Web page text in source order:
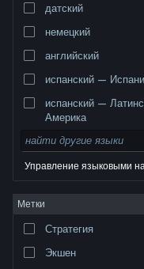
© Valve Corporation. Все права
торговые марки являются
Правовая информация
Соглашение подписчика Steam
Файлы cookie
датский
немецкий
английский
испанский —
испанский —
Америка
Управление языковыми
Метки
Стратегия
Экшен